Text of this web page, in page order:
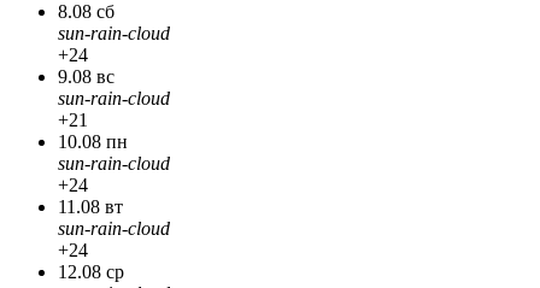
8.08 сб
sun-rain-cloud
+24
9.08 вс
sun-rain-cloud
+21
10.08 пн
sun-rain-cloud
+24
11.08 вт
sun-rain-cloud
+24
12.08 ср